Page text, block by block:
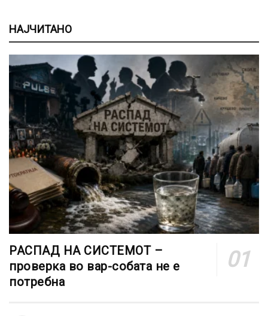
НАЈЧИТАНО
РАСПАД НА СИСТЕМОТ –
проверка во вар-собата не е
потребна